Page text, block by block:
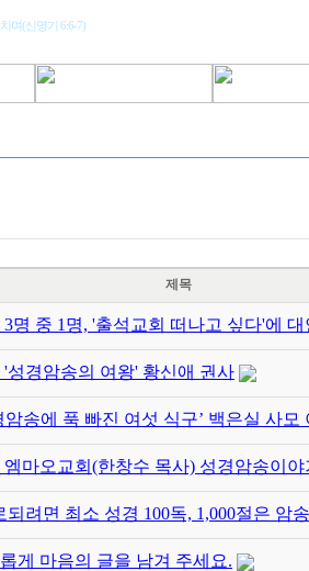
며(신명기 6:6-7)
제목
3명 중 1명, '출석교회 떠나고 싶다'에 대
'성경암송의 여왕' 황신애 권사
암송에 푹 빠진 여섯 식구’ 백은실 사모
엠마오교회(한창수 목사) 성경암송이야
되려면 최소 성경 100독, 1,000절은 암
게 마음의 글을 남겨 주세요.